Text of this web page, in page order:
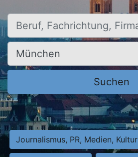
Beruf, Fachrichtung, Firma
Ort, Stadt
Suchen
Journalismus, PR, Medien, Kultur